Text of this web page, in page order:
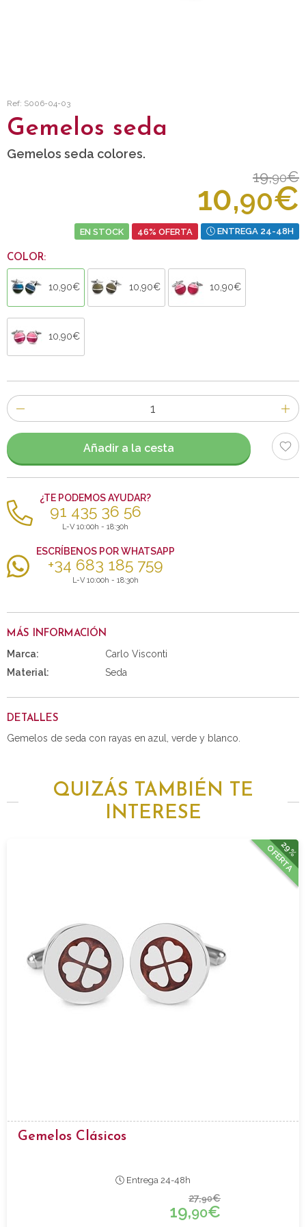
Ref: S006-04-03
Gemelos seda
Gemelos seda colores.
19,90€
10,90€
EN STOCK 46% OFERTA ENTREGA 24-48H
COLOR:
10,90€ 10,90€ 10,90€
10,90€
Número
de
artículos
Añadir a la cesta
¿TE PODEMOS AYUDAR?
91 435 36 56
L-V 10:00h - 18:30h
ESCRÍBENOS POR WHATSAPP
+34 683 185 759
L-V 10:00h - 18:30h
MÁS INFORMACIÓN
Marca:
Carlo Visconti
Material:
Seda
DETALLES
Gemelos de seda con rayas en azul, verde y blanco.
QUIZÁS TAMBIÉN TE
INTERESE
29%
OFERTA
Gemelos Clásicos
Entrega 24-48h
27,90€
19,90€